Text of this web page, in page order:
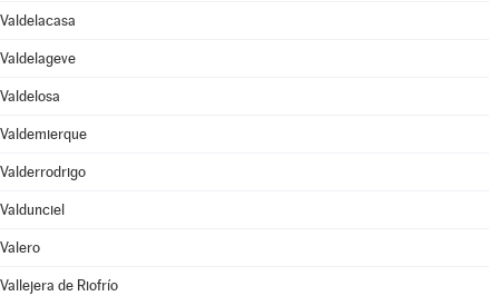
Valdelacasa
Valdelageve
Valdelosa
Valdemierque
Valderrodrigo
Valdunciel
Valero
Vallejera de Riofrío